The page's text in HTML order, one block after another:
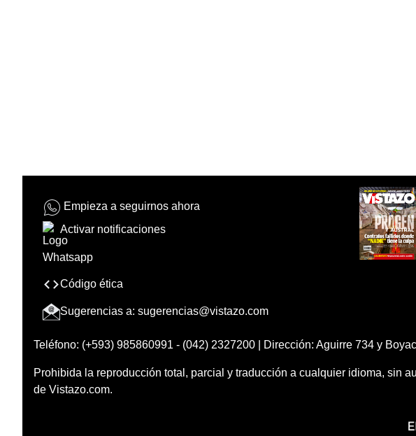
Empieza a seguirnos ahora
Activar notificaciones
Código ética
Sugerencias a: sugerencias@vistazo.com
Teléfono: (+593) 985860991 - (042) 2327200 | Dirección: Aguirre 734 y
Prohibida la reproducción total, parcial y traducción a cualquier idioma, sin
de Vistazo.com.